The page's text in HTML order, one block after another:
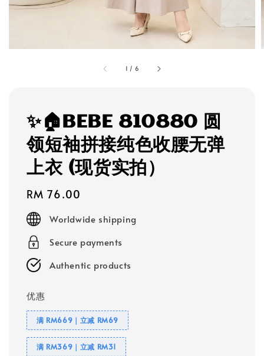
1 / 6
✨🏠BEBE 810880 圆
领短袖拼接纯色收腰无弹
上衣 (现货实拍）
Regular
price
RM 76.00
Worldwide shipping
Secure payments
Authentic products
优惠
满 RM669｜立减 RM69
满 RM369｜立减 RM31